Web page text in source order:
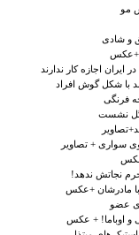
اجازه کار ندارند
گوش افراد
+ تصاویر
ندهد!
+عکس
+ عکس